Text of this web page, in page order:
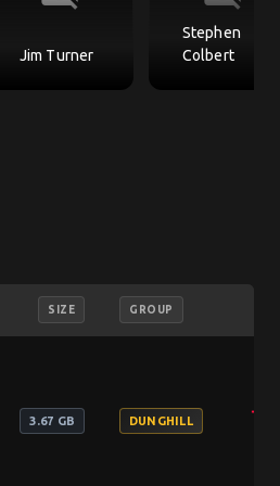
Jim Turner
Stephen
Colbert
SIZE GROUP
3.67 GB DUNGHILL add_shopping_cart